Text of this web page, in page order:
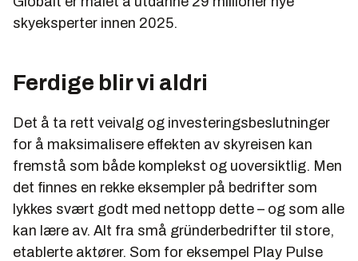
skyeksperter innen 2025.
Ferdige blir vi aldri
Det å ta rett veivalg og investeringsbeslutninger
for å maksimalisere effekten av skyreisen kan
fremstå som både komplekst og uoversiktlig. Men
det finnes en rekke eksempler på bedrifter som
lykkes svært godt med nettopp dette – og som alle
kan lære av. Alt fra små gründerbedrifter til store,
etablerte aktører. Som for eksempel Play Pulse